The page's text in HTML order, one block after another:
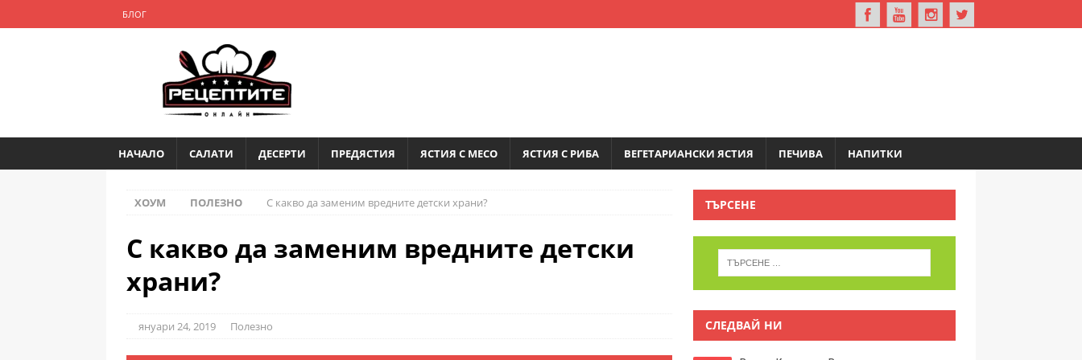
БЛОГ
НАЧАЛО САЛАТИ ДЕСЕРТИ ПРЕДЯСТИЯ ЯСТИЯ С МЕСО ЯСТИЯ С РИБА ВЕГЕТАРИАНСКИ ЯСТИЯ ПЕЧИВА НАПИТКИ
ХОУМ ПОЛЕЗНО С какво да заменим вредните детски храни?
С какво да заменим вредните детски
храни?
януари 24, 2019 Полезно
ТЪРСЕНЕ
СЛЕДВАЙ НИ